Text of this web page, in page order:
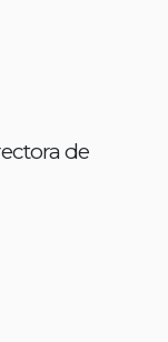
de